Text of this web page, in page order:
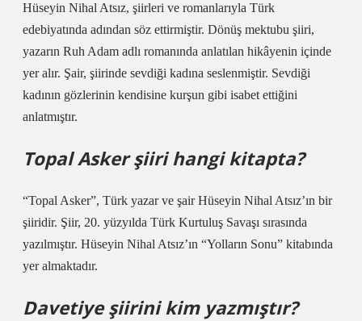
Hüseyin Nihal Atsız, şiirleri ve romanlarıyla Türk
edebiyatında adından söz ettirmiştir. Dönüş mektubu şiiri,
yazarın Ruh Adam adlı romanında anlatılan hikâyenin içinde
yer alır. Şair, şiirinde sevdiği kadına seslenmiştir. Sevdiği
kadının gözlerinin kendisine kurşun gibi isabet ettiğini
anlatmıştır.
Topal Asker şiiri hangi kitapta?
“Topal Asker”, Türk yazar ve şair Hüseyin Nihal Atsız’ın bir
şiiridir. Şiir, 20. yüzyılda Türk Kurtuluş Savaşı sırasında
yazılmıştır. Hüseyin Nihal Atsız’ın “Yolların Sonu” kitabında
yer almaktadır.
Davetiye şiirini kim yazmıştır?